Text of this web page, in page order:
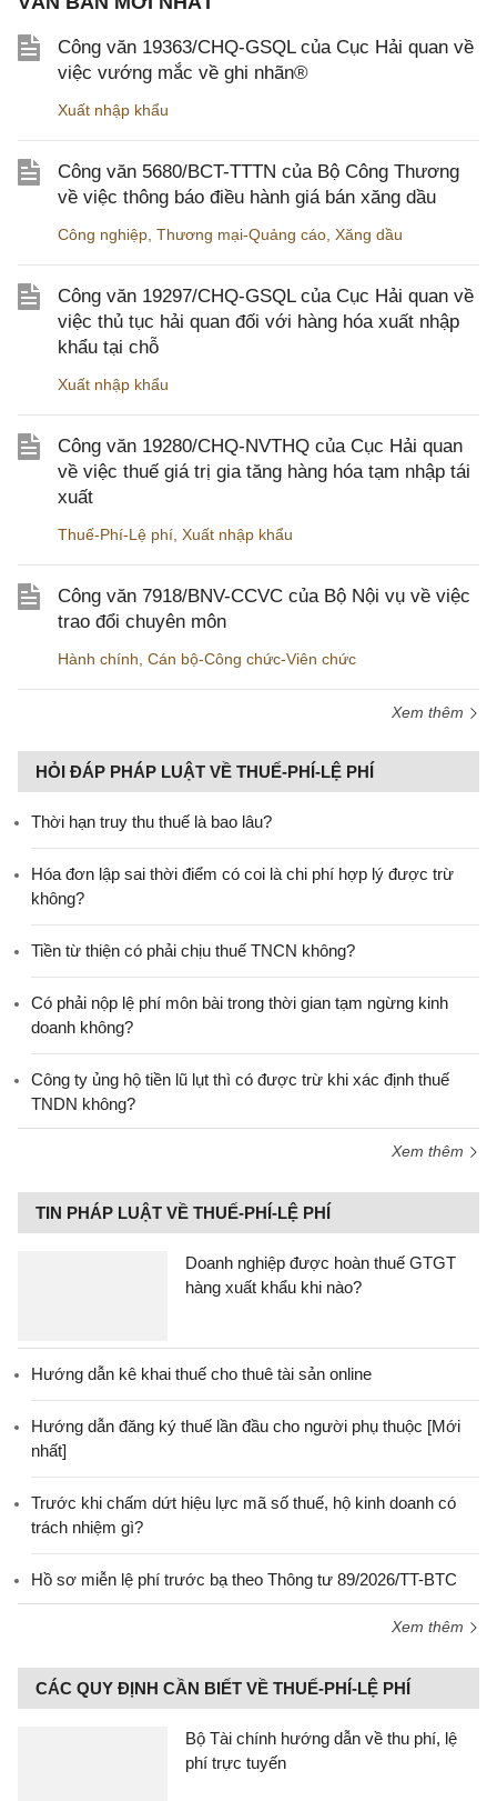
Công văn 19363/CHQ-GSQL của Cục Hải quan về
việc vướng mắc về ghi nhãn®
Xuất nhập khẩu
Công văn 5680/BCT-TTTN của Bộ Công Thương
về việc thông báo điều hành giá bán xăng dầu
Công nghiệp Thương mại-Quảng cáo Xăng dầu
Công văn 19297/CHQ-GSQL của Cục Hải quan về
việc thủ tục hải quan đối với hàng hóa xuất nhập
khẩu tại chỗ
Xuất nhập khẩu
Công văn 19280/CHQ-NVTHQ của Cục Hải quan
về việc thuế giá trị gia tăng hàng hóa tạm nhập tái
xuất
Thuế-Phí-Lệ phí Xuất nhập khẩu
Công văn 7918/BNV-CCVC của Bộ Nội vụ về việc
trao đổi chuyên môn
Hành chính Cán bộ-Công chức-Viên chức
Xem thêm
HỎI ĐÁP PHÁP LUẬT VỀ THUẾ-PHÍ-LỆ PHÍ
Thời hạn truy thu thuế là bao lâu?
Hóa đơn lập sai thời điểm có coi là chi phí hợp lý được trừ
không?
Tiền từ thiện có phải chịu thuế TNCN không?
Có phải nộp lệ phí môn bài trong thời gian tạm ngừng kinh
doanh không?
Công ty ủng hộ tiền lũ lụt thì có được trừ khi xác định thuế
TNDN không?
Xem thêm
TIN PHÁP LUẬT VỀ THUẾ-PHÍ-LỆ PHÍ
Doanh nghiệp được hoàn thuế GTGT
hàng xuất khẩu khi nào?
Hướng dẫn kê khai thuế cho thuê tài sản online
Hướng dẫn đăng ký thuế lần đầu cho người phụ thuộc [Mới
nhất]
Trước khi chấm dứt hiệu lực mã số thuế, hộ kinh doanh có
trách nhiệm gì?
Hồ sơ miễn lệ phí trước bạ theo Thông tư 89/2026/TT-BTC
Xem thêm
CÁC QUY ĐỊNH CẦN BIẾT VỀ THUẾ-PHÍ-LỆ PHÍ
Bộ Tài chính hướng dẫn về thu phí, lệ
phí trực tuyến